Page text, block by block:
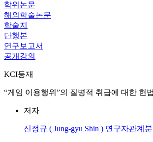
학위논문
해외학술논문
학술지
단행본
연구보고서
공개강의
KCI등재
“게임 이용행위”의 질병적 취급에 대한 헌
저자
신정규 ( Jung-gyu Shin ) 연구자관계